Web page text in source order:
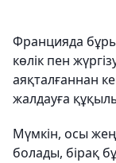
Францияда
көлік пен
аяқталғаннан
жалдауға
Мүмкін, осы
болады, бірақ